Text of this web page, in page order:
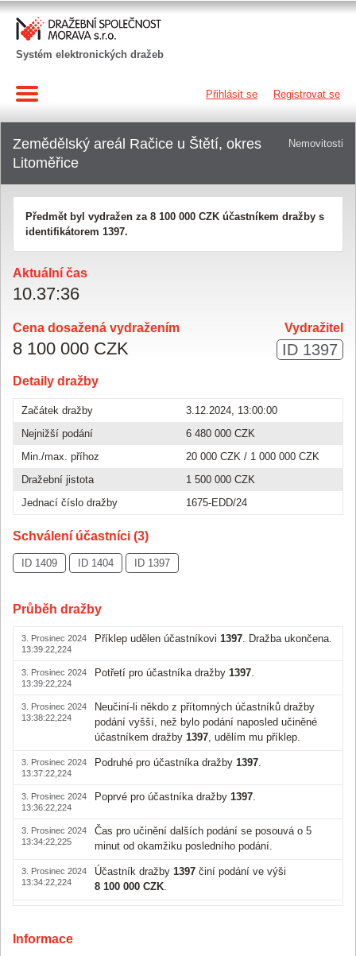
Systém elektronických dražeb
Přihlásit se Registrovat se
Nemovitosti
Zemědělský areál Račice u Štětí, okres
Litoměřice
Předmět byl vydražen za 8 100 000 CZK účastníkem dražby s
identifikátorem 1397.
Aktuální čas
10.37:36
Cena dosažená vydražením
8 100 000 CZK
Vydražitel
ID 1397
Detaily dražby
Začátek dražby
3.12.2024, 13:00:00
Nejnižší podání
6 480 000 CZK
Min./max. příhoz
20 000 CZK / 1 000 000 CZK
Dražební jistota
1 500 000 CZK
Jednací číslo dražby
1675-EDD/24
Schválení účastníci (3)
ID 1409 ID 1404 ID 1397
Průběh dražby
3. Prosinec 2024
13:39:22,224
Příklep udělen účastníkovi 1397 . Dražba ukončena.
3. Prosinec 2024
13:39:22,224
Potřetí pro účastníka dražby 1397
3. Prosinec 2024
13:38:22,224
Neučiní-li někdo z přítomných účastníků dražby
podání vyšší, než bylo podání naposled učiněné
účastníkem dražby 1397 , udělím mu příklep.
3. Prosinec 2024
13:37:22,224
Podruhé pro účastníka dražby 1397
3. Prosinec 2024
13:36:22,224
Poprvé pro účastníka dražby 1397
3. Prosinec 2024
13:34:22,225
Čas pro učinění dalších podání se posouvá o 5
minut od okamžiku posledního podání.
3. Prosinec 2024
13:34:22,224
Účastník dražby 1397 činí podání ve výši
8 100 000 CZK
Informace